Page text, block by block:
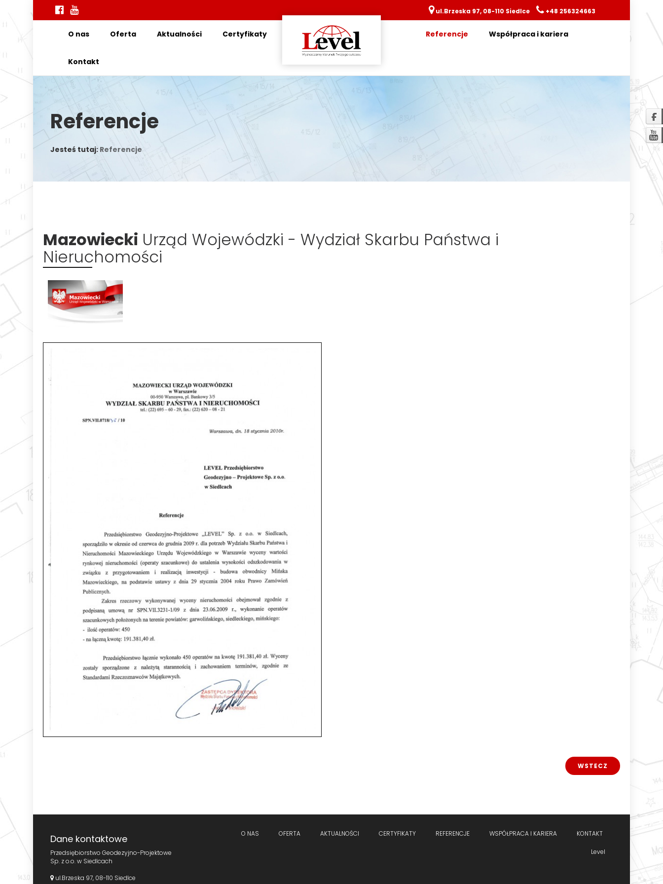
ul.Brzeska 97, 08-110 Siedlce +48 256324663
O nas Oferta Aktualności Certyfikaty Referencje Współpraca i kariera
Kontakt
Referencje
Jesteś tutaj: Referencje
Mazowiecki Urząd Wojewódzki - Wydział Skarbu Państwa i
Nieruchomości
WSTECZ
Dane kontaktowe
Przedsiębiorstwo Geodezyjno-Projektowe
Sp. z o.o. w Siedlcach
ul.Brzeska 97, 08-110 Siedlce
O NAS OFERTA AKTUALNOŚCI CERTYFIKATY REFERENCJE WSPÓŁPRACA I KARIERA KONTAKT
Level